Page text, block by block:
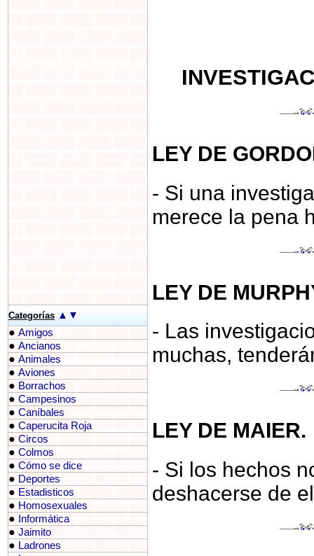
Categorías ▲ ▼
● Amigos
● Ancianos
● Animales
● Aviones
● Borrachos
● Campesinos
● Caníbales
● Caperucita Roja
● Circos
● Colmos
● Cómo se dice
● Deportes
● Estadisticos
● Homosexuales
● Informática
● Jaimito
● Ladrones
LEY DE
- Si una
merece la pena
LEY DE
- Las
muchas,
LEY DE MAIER.
- Si los hechos
deshacerse de